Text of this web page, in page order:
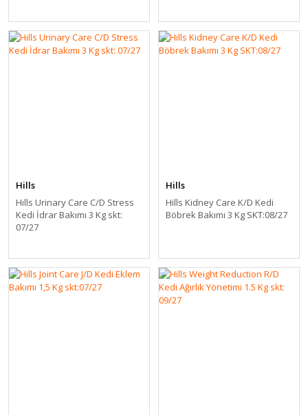
Hills
Hılls Urinary Care C/D Stress
Kedi İdrar Bakımı 3 Kg skt:
07/27
Hills
Hills Kidney Care K/D Kedi
Böbrek Bakımı 3 Kg SKT:08/27